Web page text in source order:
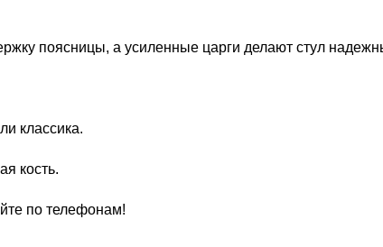
поясницы, а усиленные царги делают стул
классика.
кость.
по телефонам!